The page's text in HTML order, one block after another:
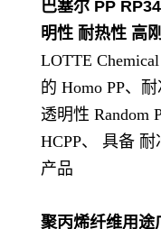
巴塞尔 PP
明性 耐热性 高
LOTTE
的 Homo PP、
透明性 Random
HCPP、 具备 耐
产品
聚丙烯纤维用途